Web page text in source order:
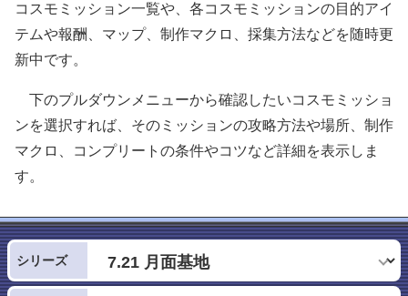
コスモミッション一覧や、各コスモミッションの目的アイ
テムや報酬、マップ、制作マクロ、採集方法などを随時更
新中です。
下のプルダウンメニューから確認したいコスモミッショ
ンを選択すれば、そのミッションの攻略方法や場所、制作
マクロ、コンプリートの条件やコツなど詳細を表示しま
す。
シリーズ